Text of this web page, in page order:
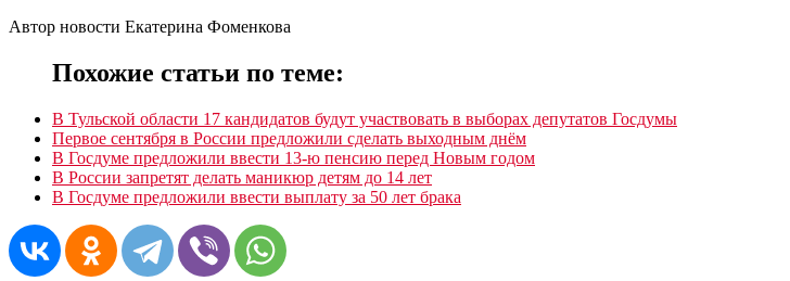
Автор новости Екатерина Фоменкова
Похожие статьи по теме:
В Тульской области 17 кандидатов будут участвовать в выборах депутатов Госдумы
Первое сентября в России предложили сделать выходным днём
В Госдуме предложили ввести 13-ю пенсию перед Новым годом
В России запретят делать маникюр детям до 14 лет
В Госдуме предложили ввести выплату за 50 лет брака